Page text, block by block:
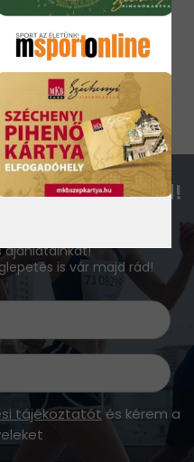
ajánlatokról!
ajánlatainkat!
is vár majd rád!
tájékoztatót és kérem a